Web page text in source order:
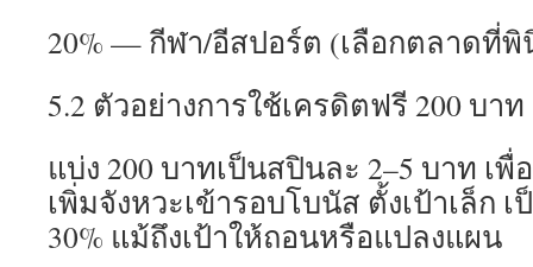
20% — กีฬา/อีสปอร์ต (เลือกตลาดที่
5.2 ตัวอย่างการใช้เครดิตฟรี 200 บาท
แบ่ง 200 บาทเป็นสปินละ 2–5 บาท เพื่
เพิ่มจังหวะเข้ารอบโบนัส ตั้งเป้าเล็ก เ
30% แม้ถึงเป้าให้ถอนหรือแปลงแผน